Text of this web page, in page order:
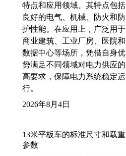
特点和应用领域。其特点包括
良好的电气、机械、防火和防
护性能。在应用上，广泛用于
商业建筑、工业厂房、医院和
数据中心等场所，凭借自身优
势满足不同领域对电力供应的
高要求，保障电力系统稳定运
行。
2026年8月4日
13米平板车的标准尺寸和载重
参数